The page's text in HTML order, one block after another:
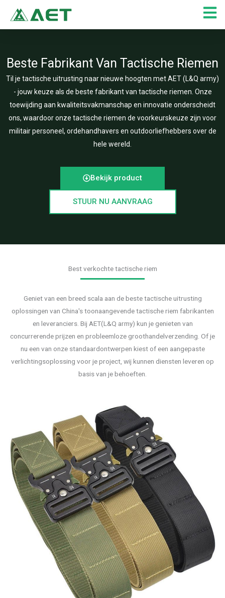
naar
de
Beste Fabrikant Van Tactische Riemen
Til je tactische uitrusting naar nieuwe hoogten met AET (L&Q army)
- jouw keuze als de beste fabrikant van tactische riemen. Onze
toewijding aan kwaliteitsvakmanschap en innovatie onderscheidt
ons, waardoor onze tactische riemen de voorkeurskeuze zijn voor
militair personeel, ordehandhavers en outdoorliefhebbers over de
hele wereld.
Bekijk product
STUUR NU AANVRAAG
Best verkochte tactische riem
Geniet van een breed scala aan de beste tactische uitrusting
oplossingen van China's toonaangevende tactische riem fabrikanten
en leveranciers. Bij AET(L&Q army) kun je genieten van
concurrerende prijzen en probleemloze groothandelverzending. Of je
nu een van onze standaardontwerpen kiest of een aangepaste
verlichtingsoplossing voor je project, wij kunnen diensten leveren op
basis van je behoeften.